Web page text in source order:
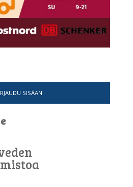
SISÄÄN